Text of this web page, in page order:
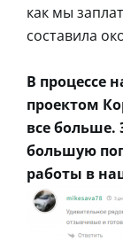
как мы
составила
В процессе
проектом
все больше.
большую
работы в